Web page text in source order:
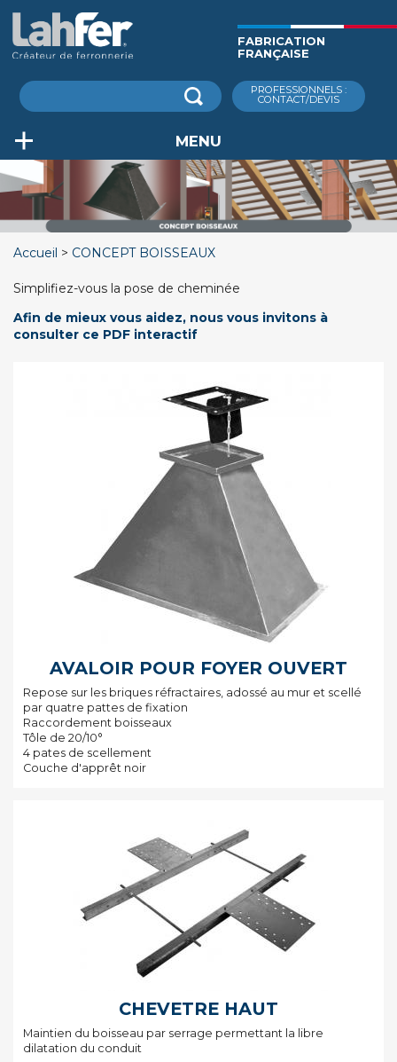
contenu
principal
Rechercher
PROFESSIONNELS :
CONTACT/DEVIS
MENU
FABRICATION
FRANÇAISE
Accueil CONCEPT BOISSEAUX
Simplifiez-vous la pose de cheminée
Afin de mieux vous aidez, nous vous invitons à
consulter ce PDF interactif
AVALOIR POUR FOYER OUVERT
Repose sur les briques réfractaires, adossé au mur et scellé
par quatre pattes de fixation
Raccordement boisseaux
Tôle de 20/10°
4 pates de scellement
Couche d'apprêt noir
CHEVETRE HAUT
Maintien du boisseau par serrage permettant la libre
dilatation du conduit